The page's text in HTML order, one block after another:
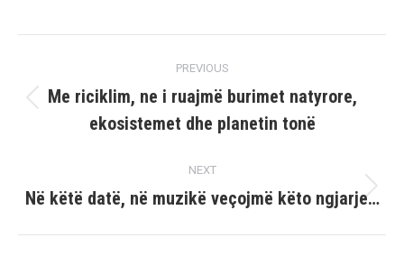
navigation
PREVIOUS
Previous
post:
Me riciklim, ne i ruajmë burimet natyrore,
ekosistemet dhe planetin tonë
NEXT
Next
Në këtë datë, në muzikë veçojmë këto ngjarje…